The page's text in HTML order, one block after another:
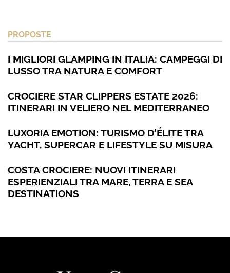
PROPOSTE
I MIGLIORI GLAMPING IN ITALIA: CAMPEGGI DI
LUSSO TRA NATURA E COMFORT
CROCIERE STAR CLIPPERS ESTATE 2026:
ITINERARI IN VELIERO NEL MEDITERRANEO
LUXORIA EMOTION: TURISMO D’ÉLITE TRA
YACHT, SUPERCAR E LIFESTYLE SU MISURA
COSTA CROCIERE: NUOVI ITINERARI
ESPERIENZIALI TRA MARE, TERRA E SEA
DESTINATIONS